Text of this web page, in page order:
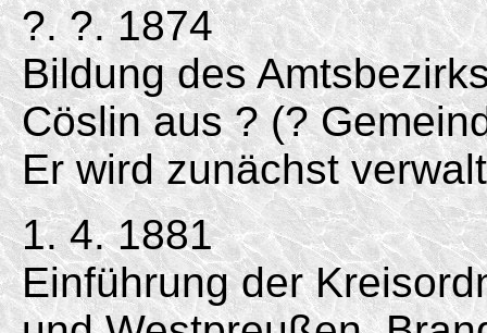
?. ?. 1874
Bildung des
Cöslin aus ? (?
Er wird zunächst
1. 4. 1881
Einführung der